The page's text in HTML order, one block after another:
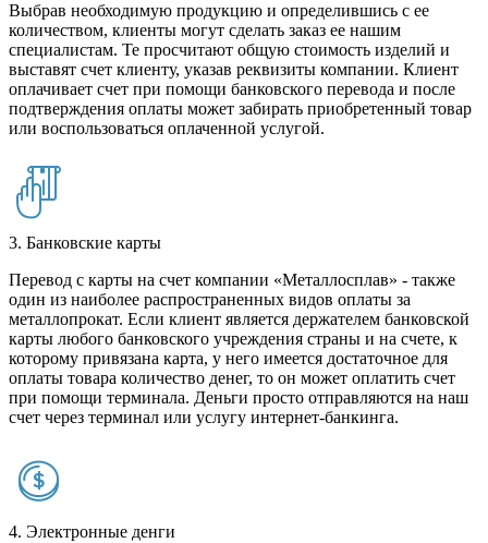
Выбрав необходимую продукцию и определившись с ее
количеством, клиенты могут сделать заказ ее нашим
специалистам. Те просчитают общую стоимость изделий и
выставят счет клиенту, указав реквизиты компании. Клиент
оплачивает счет при помощи банковского перевода и после
подтверждения оплаты может забирать приобретенный товар
или воспользоваться оплаченной услугой.
3. Банковские карты
Перевод с карты на счет компании «Металлосплав» - также
один из наиболее распространенных видов оплаты за
металлопрокат. Если клиент является держателем банковской
карты любого банковского учреждения страны и на счете, к
которому привязана карта, у него имеется достаточное для
оплаты товара количество денег, то он может оплатить счет
при помощи терминала. Деньги просто отправляются на наш
счет через терминал или услугу интернет-банкинга.
4. Электронные денги